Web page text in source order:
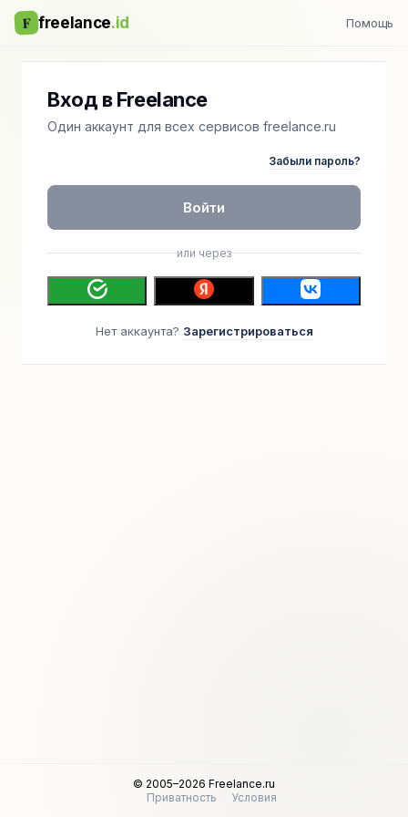
F freelance.id Помощь
Вход в Freelance
Один аккаунт для всех сервисов freelance.ru
Забыли пароль?
Войти
или через
Нет аккаунта? Зарегистрироваться
© 2005–2026 Freelance.ru
Приватность
Условия